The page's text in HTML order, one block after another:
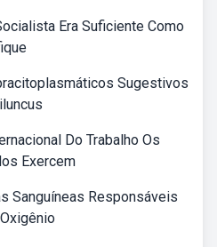
Era Suficiente Como
Sugestivos
Do Trabalho Os
Exercem
Sanguíneas Responsáveis